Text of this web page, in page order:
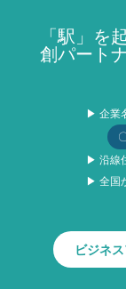
「駅」を
創パート
▶ 企業
▶ 沿線
▶ 全国
ビジネ